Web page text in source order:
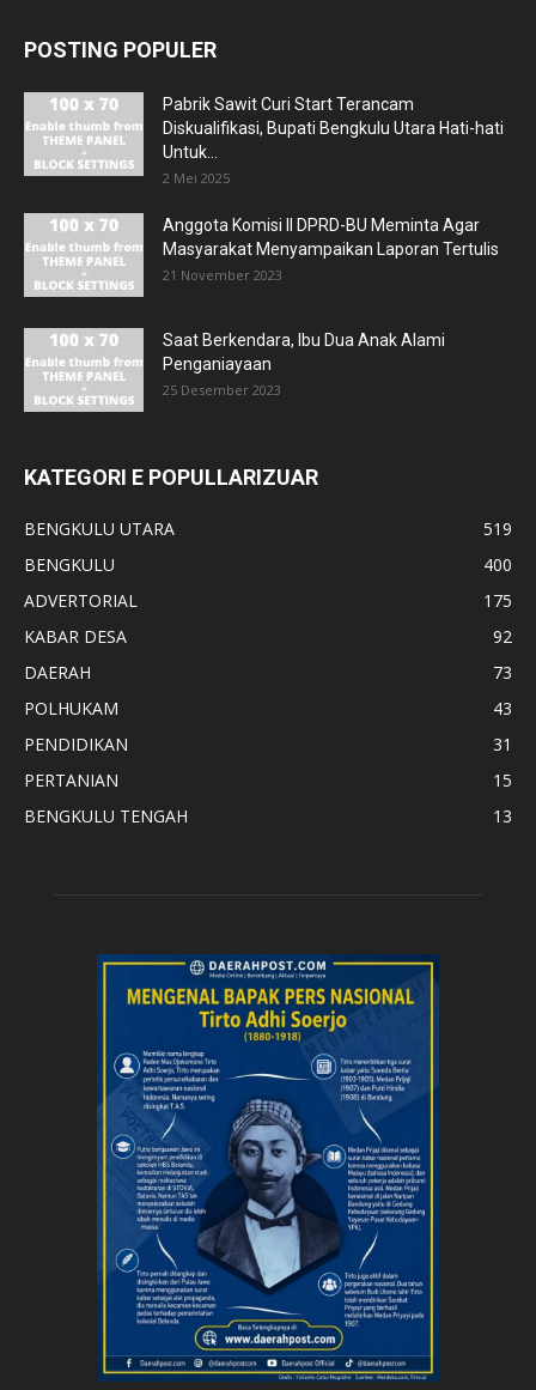
POSTING POPULER
Pabrik Sawit Curi Start Terancam
Diskualifikasi, Bupati Bengkulu Utara Hati-hati
Untuk...
2 Mei 2025
Anggota Komisi II DPRD-BU Meminta Agar
Masyarakat Menyampaikan Laporan Tertulis
21 November 2023
Saat Berkendara, Ibu Dua Anak Alami
Penganiayaan
25 Desember 2023
KATEGORI E POPULLARIZUAR
BENGKULU UTARA
519
BENGKULU
400
ADVERTORIAL
175
KABAR DESA
92
DAERAH
73
POLHUKAM
43
PENDIDIKAN
31
PERTANIAN
15
BENGKULU TENGAH
13